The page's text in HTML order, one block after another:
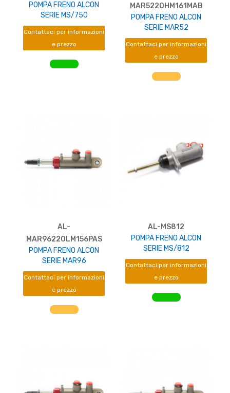
POMPA FRENO ALCON
SERIE MS/750
Contattaci per informazioni
e prezzo
MAR5220HM161MAB
POMPA FRENO ALCON
SERIE MAR52
Contattaci per informazioni
e prezzo
AL-
MAR96220LM156PAS
POMPA FRENO ALCON
SERIE MAR96
Contattaci per informazioni
e prezzo
AL-MS812
POMPA FRENO ALCON
SERIE MS/812
Contattaci per informazioni
e prezzo